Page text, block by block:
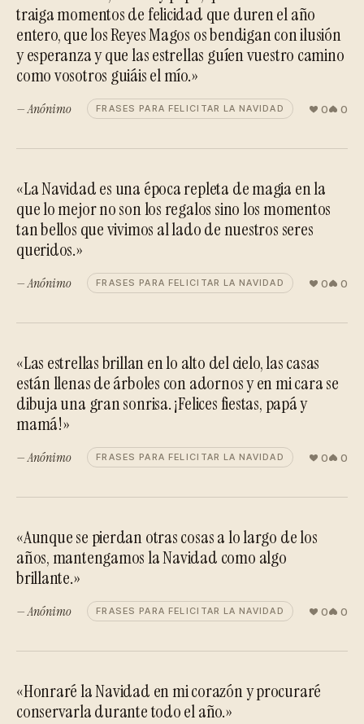
traiga momentos de felicidad que duren el año
entero, que los Reyes Magos os bendigan con ilusión
y esperanza y que las estrellas guíen vuestro camino
como vosotros guiáis el mío.»
— Anónimo FRASES PARA FELICITAR LA NAVIDAD 0 0
«La Navidad es una época repleta de magia en la
que lo mejor no son los regalos sino los momentos
tan bellos que vivimos al lado de nuestros seres
queridos.»
— Anónimo FRASES PARA FELICITAR LA NAVIDAD 0 0
«Las estrellas brillan en lo alto del cielo, las casas
están llenas de árboles con adornos y en mi cara se
dibuja una gran sonrisa. ¡Felices fiestas, papá y
mamá!»
— Anónimo FRASES PARA FELICITAR LA NAVIDAD 0 0
«Aunque se pierdan otras cosas a lo largo de los
años, mantengamos la Navidad como algo
brillante.»
— Anónimo FRASES PARA FELICITAR LA NAVIDAD 0 0
«Honraré la Navidad en mi corazón y procuraré
conservarla durante todo el año.»